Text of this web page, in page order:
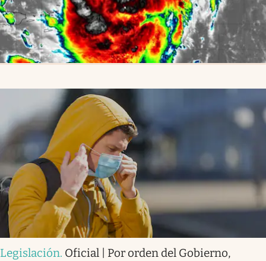
Legislación. Oficial | Por orden del Gobierno,